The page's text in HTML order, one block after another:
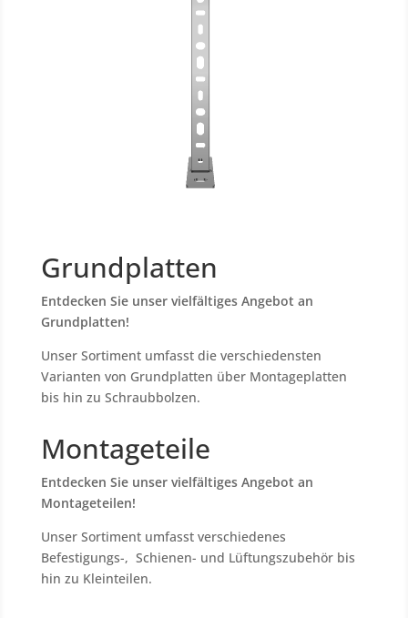
Grundplatten
Entdecken Sie unser vielfältiges Angebot an
Grundplatten!
Unser Sortiment umfasst die verschiedensten
Varianten von Grundplatten über Montageplatten
bis hin zu Schraubbolzen.
Montageteile
Entdecken Sie unser vielfältiges Angebot an
Montageteilen!
Unser Sortiment umfasst verschiedenes
Befestigungs-, Schienen- und Lüftungszubehör bis
hin zu Kleinteilen.